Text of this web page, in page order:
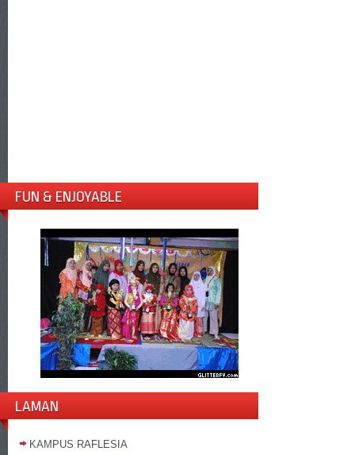
FUN & ENJOYABLE
LAMAN
KAMPUS RAFLESIA